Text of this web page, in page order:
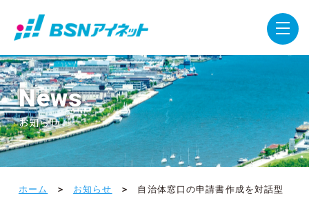
News
お知らせ
ホーム お知らせ
自治体窓口の申請書作成を対話型